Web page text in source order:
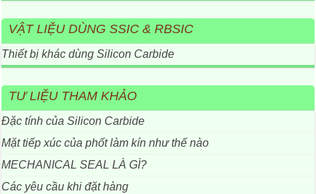
VẬT LIỆU DÙNG SSIC & RBSIC
Thiết bị khác dùng Silicon Carbide
TƯ LIỆU THAM KHẢO
Đặc tính của Silicon Carbide
Mặt tiếp xúc của phốt làm kín như thế nào
MECHANICAL SEAL LÀ GÌ?
Các yêu cầu khi đặt hàng